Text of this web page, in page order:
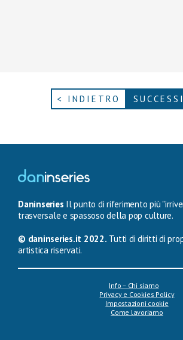
< INDIETRO
Daninseries Il punto di riferimento più
trasversale e spassoso della pop culture.
© daninseries.it 2022. Tutti di diritti di
artistica riservati.
Info – Chi siamo
Privacy e Cookies Policy
Impostazioni cookie
Come lavoriamo